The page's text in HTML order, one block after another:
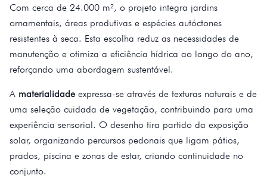
Com cerca de 24.000 m², o projeto integra jardins
ornamentais, áreas produtivas e espécies autóctones
resistentes à seca. Esta escolha reduz as necessidades de
manutenção e otimiza a eficiência hídrica ao longo do ano,
reforçando uma abordagem sustentável.
A materialidade expressa-se através de texturas naturais e de
uma seleção cuidada de vegetação, contribuindo para uma
experiência sensorial. O desenho tira partido da exposição
solar, organizando percursos pedonais que ligam pátios,
prados, piscina e zonas de estar, criando continuidade no
conjunto.